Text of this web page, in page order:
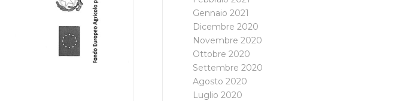
Gennaio 2021
Dicembre 2020
Novembre 2020
Ottobre 2020
Settembre 2020
Agosto 2020
Luglio 2020